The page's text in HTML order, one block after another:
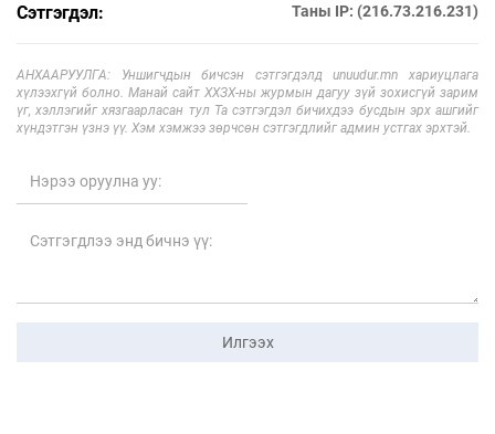
Сэтгэгдэл: Таны IP: (216.73.216.231)
АНХААРУУЛГА: Уншигчдын бичсэн сэтгэгдэлд unuudur.mn хариуцлага
хүлээхгүй болно. Манай сайт ХХЗХ-ны журмын дагуу зүй зохисгүй зарим
үг, хэллэгийг хязгаарласан тул Та сэтгэгдэл бичихдээ бусдын эрх ашгийг
хүндэтгэн үзнэ үү. Хэм хэмжээ зөрчсөн сэтгэгдлийг админ устгах эрхтэй.
Илгээх